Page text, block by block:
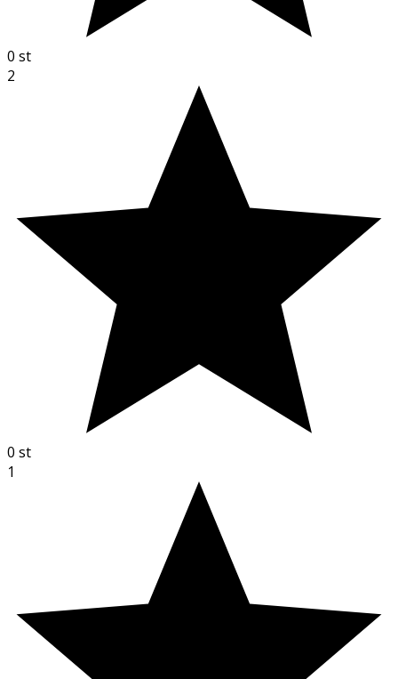
0 st
2
0 st
1